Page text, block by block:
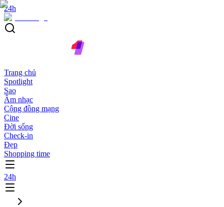
24h
Trang chủ
Spotlight
Sao
Âm nhạc
Cộng đồng mạng
Cine
Đời sống
Check-in
Đẹp
Shopping time
24h